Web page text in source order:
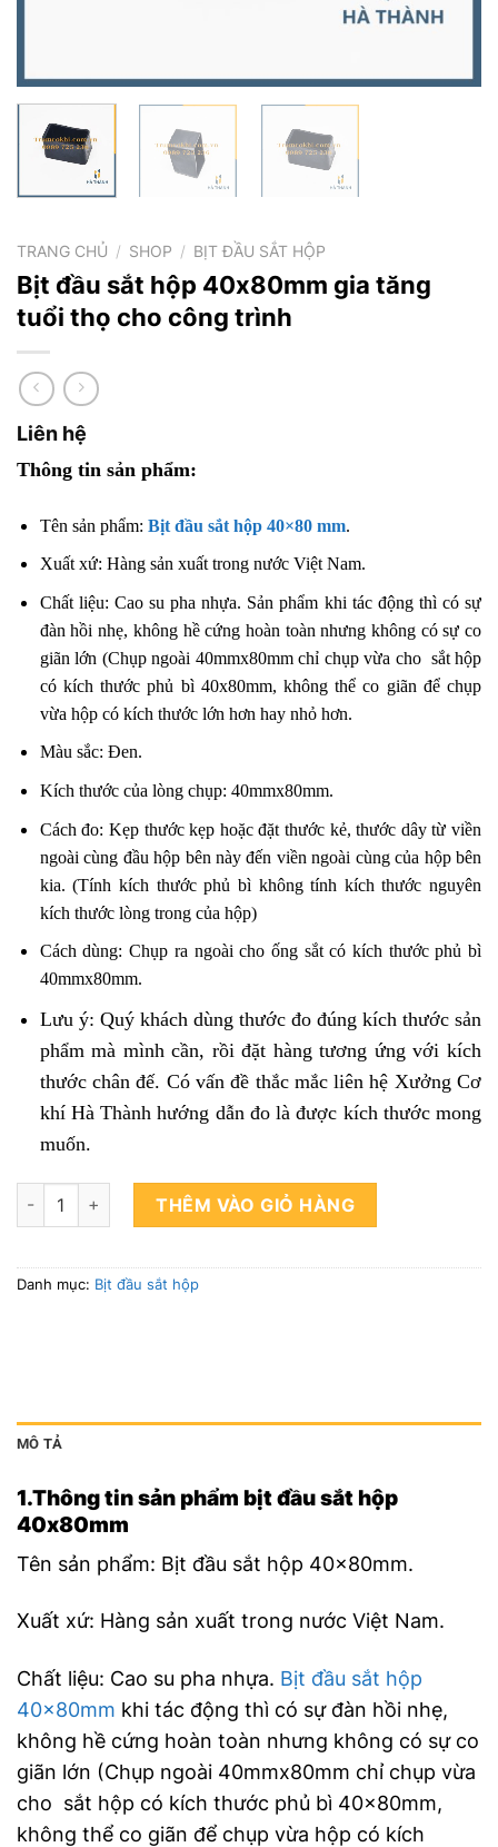
TRANG CHỦ / SHOP / BỊT ĐẦU SẮT HỘP
Bịt đầu sắt hộp 40x80mm gia tăng
tuổi thọ cho công trình
Liên hệ
Thông tin sản phẩm:
Tên sản phẩm: Bịt đầu sắt hộp 40×80 mm.
Xuất xứ: Hàng sản xuất trong nước Việt Nam.
Chất liệu: Cao su pha nhựa. Sản phẩm khi tác động thì có sự
đàn hồi nhẹ, không hề cứng hoàn toàn nhưng không có sự co
giãn lớn (Chụp ngoài 40mmx80mm chỉ chụp vừa cho sắt hộp
có kích thước phủ bì 40x80mm, không thể co giãn để chụp
vừa hộp có kích thước lớn hơn hay nhỏ hơn.
Màu sắc: Đen.
Kích thước của lòng chụp: 40mmx80mm.
Cách đo: Kẹp thước kẹp hoặc đặt thước kẻ, thước dây từ viền
ngoài cùng đầu hộp bên này đến viền ngoài cùng của hộp bên
kia. (Tính kích thước phủ bì không tính kích thước nguyên
kích thước lòng trong của hộp)
Cách dùng: Chụp ra ngoài cho ống sắt có kích thước phủ bì
40mmx80mm.
Lưu ý: Quý khách dùng thước đo đúng kích thước sản
phẩm mà mình cần, rồi đặt hàng tương ứng với kích
thước chân đế. Có vấn đề thắc mắc liên hệ Xưởng Cơ
khí Hà Thành hướng dẫn đo là được kích thước mong
muốn.
Bịt đầu sắt hộp 40x80mm gia tăng tuổi thọ cho công trình số
THÊM VÀO GIỎ HÀNG
Danh mục: Bịt đầu sắt hộp
MÔ TẢ
1.Thông tin sản phẩm bịt đầu sắt hộp
40x80mm
Tên sản phẩm: Bịt đầu sắt hộp 40x80mm.
Xuất xứ: Hàng sản xuất trong nước Việt Nam.
Chất liệu: Cao su pha nhựa. Bịt đầu sắt hộp
40x80mm khi tác động thì có sự đàn hồi nhẹ,
không hề cứng hoàn toàn nhưng không có sự co
giãn lớn (Chụp ngoài 40mmx80mm chỉ chụp vừa
cho sắt hộp có kích thước phủ bì 40x80mm,
không thể co giãn để chụp vừa hộp có kích